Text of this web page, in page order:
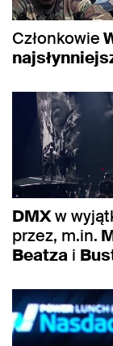
Członkowie
DMXw
przez, m.in.
Beatza i